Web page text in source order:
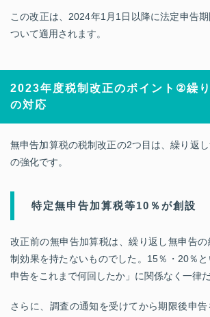
この改正は、2024年1月1日以降に法定申告
ついて適用されます。
2023年度税制改正のポイント ②繰
の対応
無申告加算税の税制改正の2つ目は、繰り返
の強化です。
特定無申告加算税等10％が創設
改正前の無申告加算税は、繰り返し無申告
制効果を持たないものでした。15％・20％
申告をこれまで何回したか」に関係なく一律
さらに、調査の通知を受けてから期限後申